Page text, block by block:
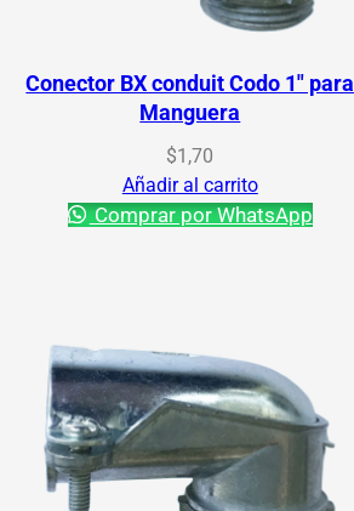
Conector BX conduit Codo 1″ para
Manguera
$1,70
Añadir al carrito
Comprar por WhatsApp